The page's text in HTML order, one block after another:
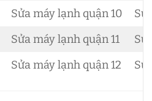
Sửa máy lạnh quận 10
Sửa máy lạnh quận 11
Sửa máy lạnh quận 12